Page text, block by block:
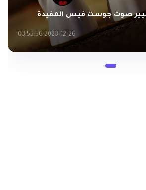
2023-12-26 03:55:56